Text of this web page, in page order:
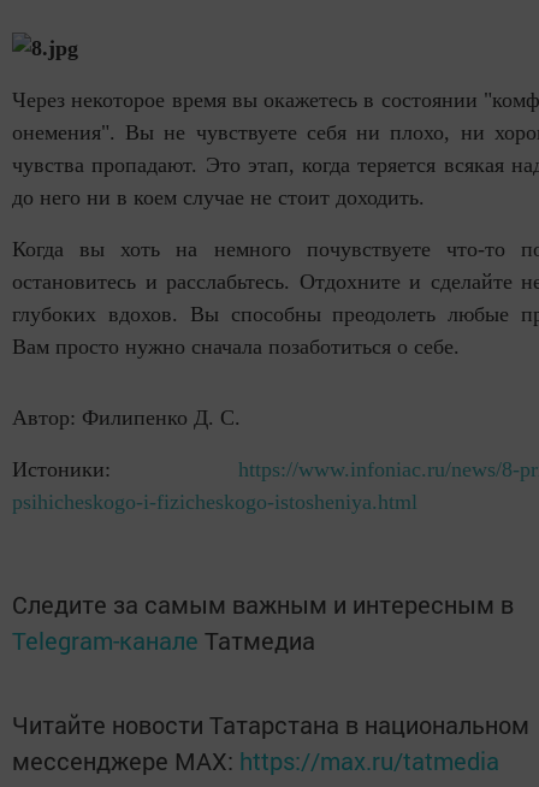
Через некоторое время вы окажетесь в состоянии
онемения". Вы не чувствуете себя ни плохо, ни
чувства пропадают. Это этап, когда теряется всякая
до него ни в коем случае не стоит доходить.
Когда вы хоть на немного почувствуете что-то
остановитесь и расслабьтесь. Отдохните и сделайте
глубоких вдохов. Вы способны преодолеть любые
Вам просто нужно сначала позаботиться о себе.
Автор: Филипенко Д. С.
Истоники: https://www.infoniac.ru/news/8-
psihicheskogo-i-fizicheskogo-istosheniya.html
Следите за самым важным и интересным в
Telegram-канале Татмедиа
Читайте новости Татарстана в национальном
мессенджере MАХ: https://max.ru/tatmedia